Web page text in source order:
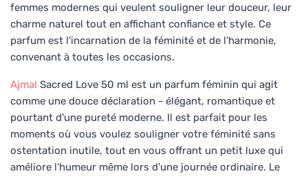
femmes modernes qui veulent souligner leur douceur, leur
charme naturel tout en affichant confiance et style. Ce
parfum est l'incarnation de la féminité et de l'harmonie,
convenant à toutes les occasions.
Ajmal Sacred Love 50 ml est un parfum féminin qui agit
comme une douce déclaration - élégant, romantique et
pourtant d'une pureté moderne. Il est parfait pour les
moments où vous voulez souligner votre féminité sans
ostentation inutile, tout en vous offrant un petit luxe qui
améliore l'humeur même lors d'une journée ordinaire. Le